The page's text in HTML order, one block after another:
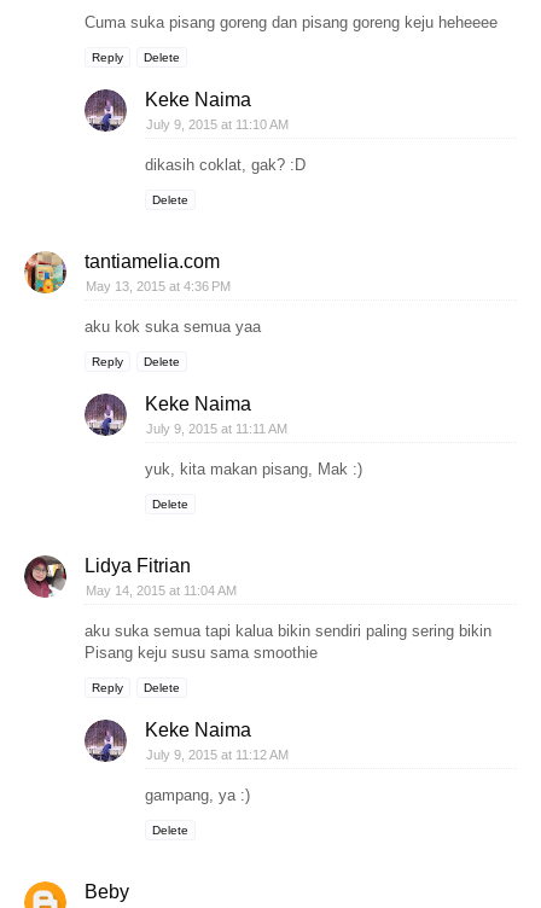
Cuma suka pisang goreng dan pisang goreng keju heheeee
Reply Delete
Keke Naima
July 9, 2015 at 11:10 AM
dikasih coklat, gak? :D
Delete
tantiamelia.com
May 13, 2015 at 4:36 PM
aku kok suka semua yaa
Reply Delete
Keke Naima
July 9, 2015 at 11:11 AM
yuk, kita makan pisang, Mak :)
Delete
Lidya Fitrian
May 14, 2015 at 11:04 AM
aku suka semua tapi kalua bikin sendiri paling sering bikin
Pisang keju susu sama smoothie
Reply Delete
Keke Naima
July 9, 2015 at 11:12 AM
gampang, ya :)
Delete
Beby